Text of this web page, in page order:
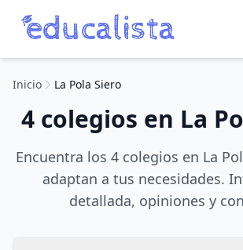
Inicio La Pola Siero
4 colegios en La
Encuentra los 4 colegios en La
adaptan a tus necesidades.
detallada, opiniones y